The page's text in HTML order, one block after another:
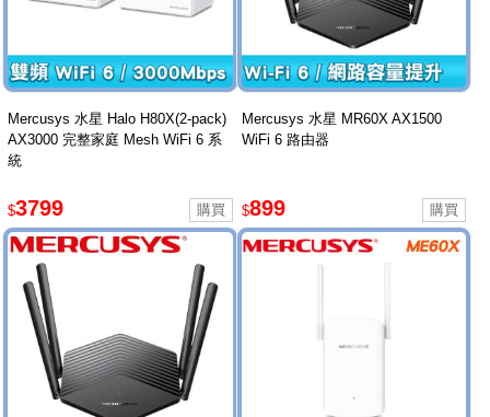
Mercusys 水星 Halo H80X(2-pack)
AX3000 完整家庭 Mesh WiFi 6 系
統
$3799
Mercusys 水星 MR60X AX1500
WiFi 6 路由器
$899